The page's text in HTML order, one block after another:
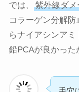
では、
紫外線ダ
コラーゲン分解
らナイアシンア
鉛PCAが良かった